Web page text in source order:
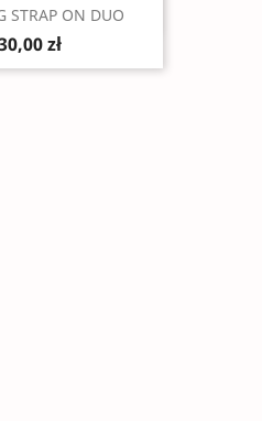
podgląd
STRAP ON DUO
zł